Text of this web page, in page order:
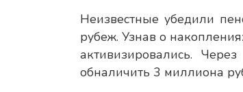
Неизвестные убедили
рубеж. Узнав о
активизировались.
обналичить 3 миллиона